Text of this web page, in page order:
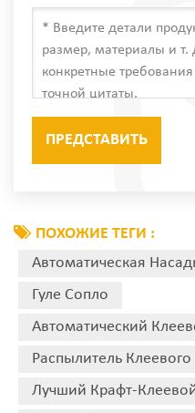
ПОХОЖИЕ ТЕГИ :
Автоматическая
Гуле Сопло
Автоматический
Распылитель Клеевого
Лучший Крафт-